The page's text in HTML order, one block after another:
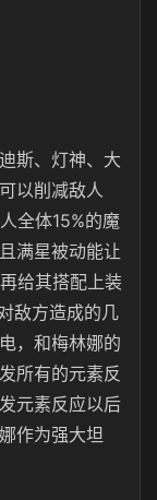
斯、灯神、大
以削减敌人
全体15%的魔
满星被动能让
给其搭配上装
敌方造成的几
，和梅林娜的
所有的元素反
元素反应以后
作为强大坦